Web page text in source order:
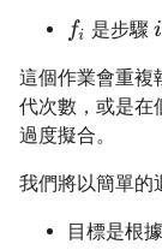
f
是步驟i
這個作業會重複
代次數，或是在
過度擬合。
我們將以簡單的
目標是根據